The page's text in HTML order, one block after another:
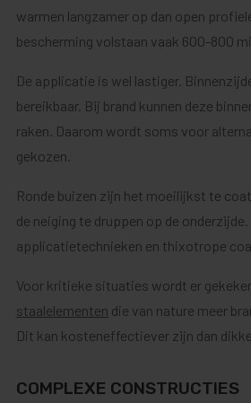
warmen langzamer op dan open
bescherming volstaan vaak 600-800
De applicatie is wel lastiger.
bereikbaar. Bij brand kunnen deze
raken. Daarom wordt soms voor
gekozen.
Ronde buizen zijn het moeilijkst te
de neiging te druppen op de
applicatietechnieken en thixotrope
Voor kritieke situaties wordt er
staalelementen die van nature meer
Dit kan kosteneffectiever zijn dan
COMPLEXE CONSTRUCTIES